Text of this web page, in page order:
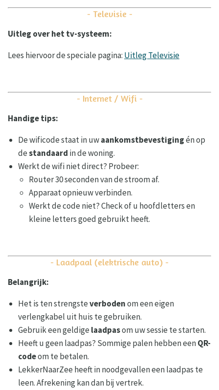
- Televisie -
Uitleg over het tv-systeem:
Lees hiervoor de speciale pagina: Uitleg Televisie
- Internet / Wifi -
Handige tips:
De wificode staat in uwaankomstbevestigingén op
destandaard in de woning.
Werkt de wifi niet direct? Probeer:
Router 30 seconden van de stroom af.
Apparaat opnieuw verbinden.
Werkt de code niet? Check of u hoofdletters en
kleine letters goed gebruikt heeft.
- Laadpaal (elektrische auto) -
Belangrijk:
Het is ten strengsteverbodenom een eigen
verlengkabel uit huis te gebruiken.
Gebruik een geldige laadpasom uw sessie te starten.
Heeft u geen laadpas? Sommige palen hebben eenQR-
codeom te betalen.
LekkerNaarZee heeft in noodgevallen een laadpas te
leen. Afrekening kan dan bij vertrek.